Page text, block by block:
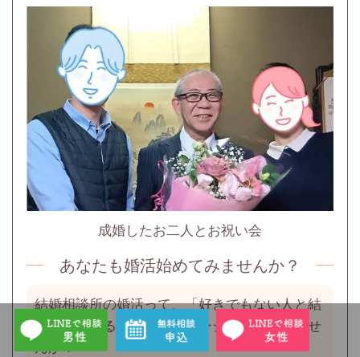
成婚したお二人とお祝い会
あなたも婚活始めてみませんか？
結婚相談所の婚活って、「好きでもない人と結
婚させられる」そんなイメージを持っていませ
んか？